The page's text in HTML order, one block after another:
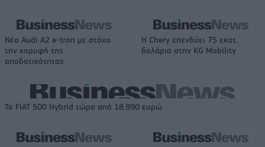
Νέο Audi A2 e-tron με στόχο
την κορυφή της
αποδοτικότητας
Η Chery επενδύει 75 εκατ.
δολάρια στην KG Mobility
Το FIAT 500 Hybrid τώρα από 18.990 ευρώ